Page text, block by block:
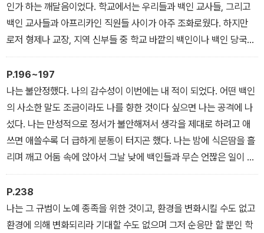
인가 하는 깨달음이었다. 학교에서는 우리들과 백인 교사들, 그리고
백인 교사들과 아프리카인 직원들 사이가 아주 조화로웠다. 하지만
로저 형제나 교장, 지역 신부들 중 학교 바깥의 백인이나 백인 당국자
들에게 우리가 어떤 태도를 취해야 하는지 말해주는 사람은 아무도
없었다. 나는 서서히 내가 학교 바깥의 백인들을 얼마나 증오하는지
깨닫게 되었다.
나는 전에 프리토리아에서 아프리카너들이 피부가 까만 아프리카인
도로보수 일꾼들을 감시하는 것을 여러 번 본 적이 있었다. 어깨가 구
부정한 어떤 백인은 주머니에 손을 찔러 넣은 채 그저 이따금 떨리는
집게손가락으로 지시만 내리며 서 있었다. 나는 그 백인이 거기서 그
냥 손가락질만으로 일을 처리하는 걸 당연하게 생각했다. 하지만 이
제는 그 비슷한 길거리 노동자를 만나게 되면 무기력한 분노에 휩싸
이게 되었다.
P.196~197
나는 불안정했다. 나의 감수성이 이번에는 내 적이 되었다. 어떤 백인
의 사소한 말도 조금이라도 나를 향한 것이다 싶으면 나는 공격에 나
섰다. 나는 만성적으로 정서가 불안해져서 생각을 제대로 하려고 애
쓰면 애쓸수록 더 급하게 분통이 터지곤 했다. 나는 밤에 식은땀을 흘
리며 깨고 어둠 속에 앉아서 그날 낮에 백인들과 무슨 언짢은 일이 있
었는지 기억해내려고 했다. 끝도 없는 대화가 머릿속에서 계속 맴돌
았는데, 나는 낮에 맞닥뜨린 그 백인에게 했어야 했지만 기회가 없었
거나 내뱉을 배짱이 없어서 하지 못한 말들을 떠올렸다. 옆방 직원에
게 전화해서 아프리칸스어로 “○○씨, 여기 서류를 들고 온 카피르 말
P.238
나는 그 규범이 노예 종족을 위한 것이고, 환경을 변화시킬 수도 없고
환경에 의해 변화되리라 기대할 수도 없으며 그저 순응만 할 뿐인 학